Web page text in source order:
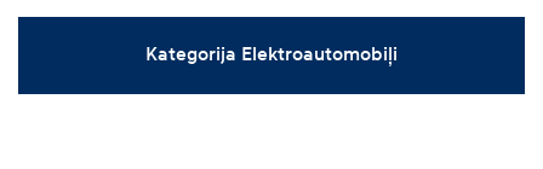
Kategorija Elektroautomobiļi